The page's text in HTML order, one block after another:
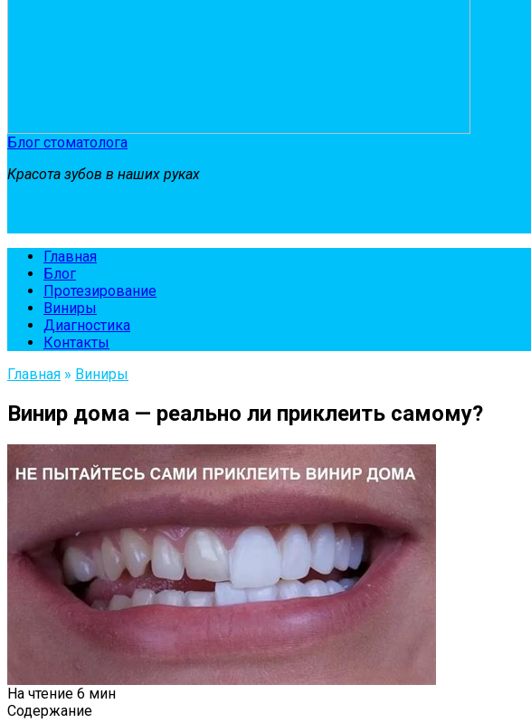
Блог стоматолога
Красота зубов в наших руках
Главная
Блог
Протезирование
Виниры
Диагностика
Контакты
Главная » Виниры
Винир дома — реально ли приклеить самому?
На чтение 6 мин
Содержание